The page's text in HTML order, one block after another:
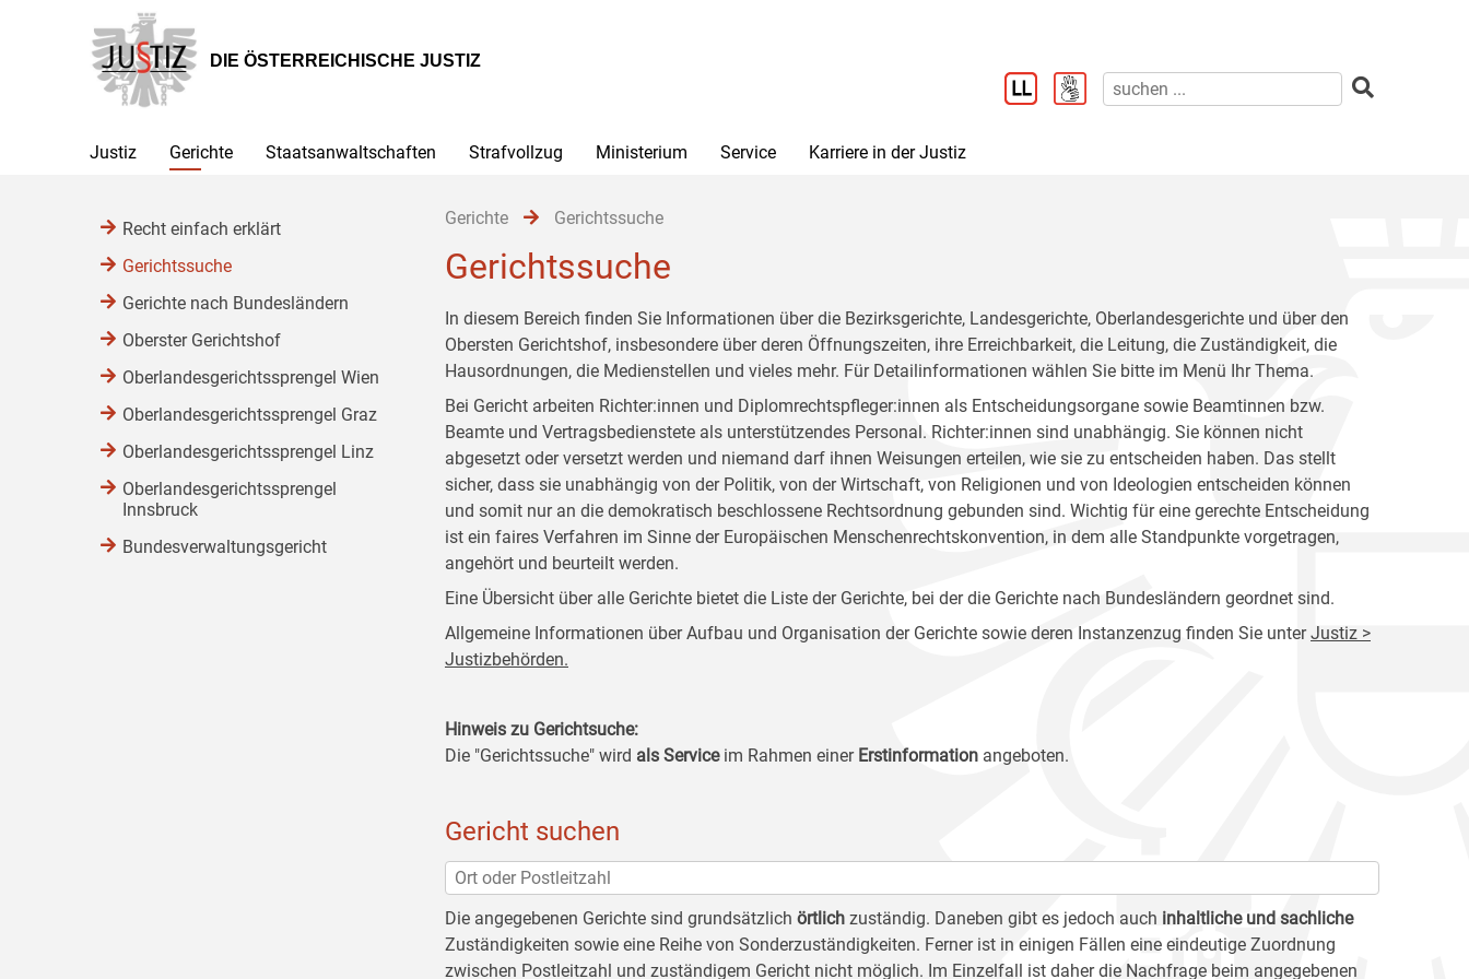
Hauptnavigation
[1]
Inhalt
[2]
Untermenü
[3]
DIE ÖSTERREICHISCHE JUSTIZ
Justiz Gerichte Staatsanwaltschaften Strafvollzug Ministerium Service Karriere in der Justiz
Gerichte Gerichtssuche
Gerichtssuche
In diesem Bereich finden Sie Informationen über die Bezirksgerichte, Landesgerichte, Oberlandesgerichte und über den
Obersten Gerichtshof, insbesondere über deren Öffnungszeiten, ihre Erreichbarkeit, die Leitung, die Zuständigkeit, die
Hausordnungen, die Medienstellen und vieles mehr. Für Detailinformationen wählen Sie bitte im Menü Ihr Thema.
Bei Gericht arbeiten Richter:innen und Diplomrechtspfleger:innen als Entscheidungsorgane sowie Beamtinnen bzw.
Beamte und Vertragsbedienstete als unterstützendes Personal. Richter:innen sind unabhängig. Sie können nicht
abgesetzt oder versetzt werden und niemand darf ihnen Weisungen erteilen, wie sie zu entscheiden haben. Das stellt
sicher, dass sie unabhängig von der Politik, von der Wirtschaft, von Religionen und von Ideologien entscheiden können
und somit nur an die demokratisch beschlossene Rechtsordnung gebunden sind. Wichtig für eine gerechte Entscheidung
ist ein faires Verfahren im Sinne der Europäischen Menschenrechtskonvention, in dem alle Standpunkte vorgetragen,
angehört und beurteilt werden.
Eine Übersicht über alle Gerichte bietet die Liste der Gerichte, bei der die Gerichte nach Bundesländern geordnet sind.
Allgemeine Informationen über Aufbau und Organisation der Gerichte sowie deren Instanzenzug finden Sie unterJustiz >
Justizbehörden.
Hinweis zu Gerichtsuche:
Die "Gerichtssuche" wird als Serviceim Rahmen einer Erstinformation angeboten.
Gericht suchen
Die angegebenen Gerichte sind grundsätzlich örtlich zuständig. Daneben gibt es jedoch auch inhaltliche und sachliche
Zuständigkeiten sowie eine Reihe von Sonderzuständigkeiten. Ferner ist in einigen Fällen eine eindeutige Zuordnung
zwischen Postleitzahl und zuständigem Gericht nicht möglich. Im Einzelfall ist daher die Nachfrage beim angegebenen
Recht einfach erklärt
Gerichtssuche
Gerichte nach Bundesländern
Oberster Gerichtshof
Oberlandesgerichtssprengel Wien
Oberlandesgerichtssprengel Graz
Oberlandesgerichtssprengel Linz
Oberlandesgerichtssprengel
Innsbruck
Bundesverwaltungsgericht